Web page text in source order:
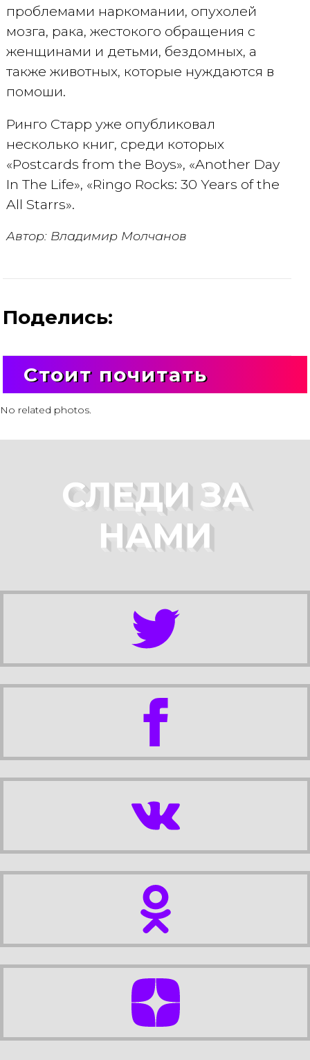
проблемами наркомании, опухолей
мозга, рака, жестокого обращения с
женщинами и детьми, бездомных, а
также животных, которые нуждаются в
помоши.
Ринго Старр уже опубликовал
несколько книг, среди которых
«Postcards from the Boys», «Another Day
In The Life», «Ringo Rocks: 30 Years of the
All Starrs».
Автор: Владимир Молчанов
Поделись:
Стоит почитать
No related photos.
СЛЕДИ ЗА
НАМИ